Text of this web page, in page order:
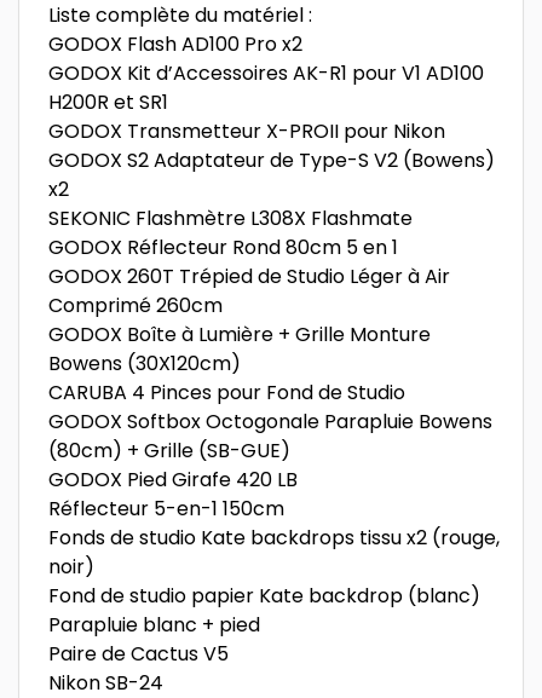
Liste complète du matériel :
GODOX Flash AD100 Pro x2
GODOX Kit d’Accessoires AK-R1 pour V1 AD100
H200R et SR1
GODOX Transmetteur X-PROII pour Nikon
GODOX S2 Adaptateur de Type-S V2 (Bowens)
x2
SEKONIC Flashmètre L308X Flashmate
GODOX Réflecteur Rond 80cm 5 en 1
GODOX 260T Trépied de Studio Léger à Air
Comprimé 260cm
GODOX Boîte à Lumière + Grille Monture
Bowens (30X120cm)
CARUBA 4 Pinces pour Fond de Studio
GODOX Softbox Octogonale Parapluie Bowens
(80cm) + Grille (SB-GUE)
GODOX Pied Girafe 420 LB
Réflecteur 5-en-1 150cm
Fonds de studio Kate backdrops tissu x2 (rouge,
noir)
Fond de studio papier Kate backdrop (blanc)
Parapluie blanc + pied
Paire de Cactus V5
Nikon SB-24